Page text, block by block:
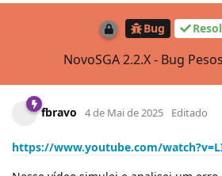
Bug
NovoSGA 2.2.X - Bug
fbravo 4 de Mai de 2025 Editado
https://www.youtube.com/